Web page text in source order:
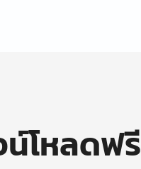
โหลดฟรี